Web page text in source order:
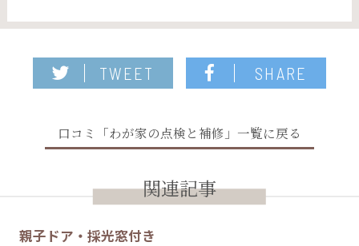
TWEET SHARE
口コミ「わが家の点検と補修」一覧に戻る
関連記事
親子ドア・採光窓付き